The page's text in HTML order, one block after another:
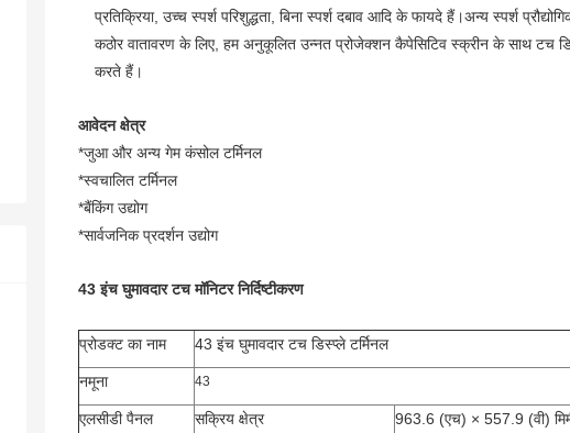
प्रतिक्रिया, उच्च स्पर्श परिशुद्धता, बिना स्पर्श दबाव आदि के फायदे हैं।अन्य स्पर्श
कठोर वातावरण के लिए, हम अनुकूलित उन्नत प्रोजेक्शन कैपेसिटिव स्क्रीन के साथ टच
करते हैं।
आवेदन क्षेत्र
*जुआ और अन्य गेम कंसोल टर्मिनल
*स्वचालित टर्मिनल
*बैंकिंग उद्योग
*सार्वजनिक प्रदर्शन उद्योग
43 इंच घुमावदार टच मॉनिटर निर्दिष्टीकरण
प्रोडक्ट का नाम 43 इंच घुमावदार टच डिस्प्ले टर्मिनल
नमूना 43
एलसीडी पैनल सक्रिय क्षेत्र 963.6 (एच) × 557.9 (वी)